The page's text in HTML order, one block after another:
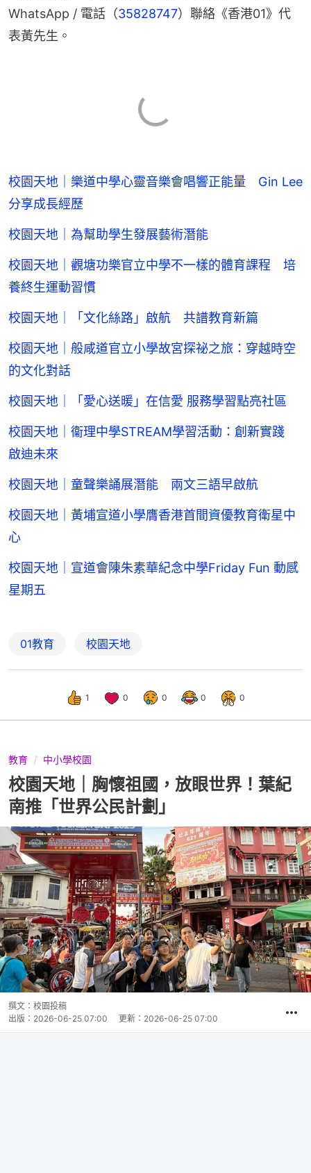
WhatsApp / 電話（35828747）聯絡《香港01》代
表黃先生。
校園天地｜樂道中學心靈音樂會唱響正能量 Gin Lee
分享成長經歷
校園天地｜為幫助學生發展藝術潛能
校園天地｜觀塘功樂官立中學不一樣的體育課程 培
養終生運動習慣
校園天地｜「文化絲路」啟航 共譜教育新篇
校園天地｜般咸道官立小學故宮探祕之旅：穿越時空
的文化對話
校園天地｜「愛心送暖」在信愛 服務學習點亮社區
校園天地｜衞理中學STREAM學習活動：創新實踐
啟迪未來
校園天地｜童聲樂誦展潛能 兩文三語早啟航
校園天地｜黃埔宣道小學膺香港首間資優教育衛星中
心
校園天地｜宣道會陳朱素華紀念中學Friday Fun 動感
星期五
01教育 校園天地
1 0 0 0 0
教育 中小學校園
校園天地｜胸懷祖國，放眼世界！葉紀
南推「世界公民計劃」
撰文： 校園投稿
出版： 2026-06-25 07:00 更新： 2026-06-25 07:00